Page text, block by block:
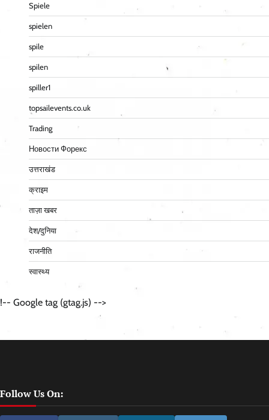
Spiele
spielen
spile
spilen
spiller1
topsailevents.co.uk
Trading
Новости Форекс
उत्तराखंड
क्राइम
ताज़ा खबर
देश/दुनिया
राजनीति
स्वास्थ्य
!-- Google tag (gtag.js) -->
Follow Us On: